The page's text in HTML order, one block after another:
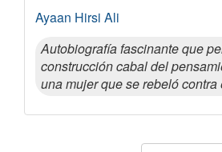
Ayaan Hirsi Ali
Autobiografía fascinante que
construcción cabal del
una mujer que se rebeló contra